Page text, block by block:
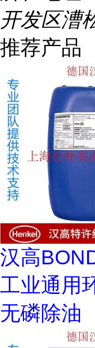
开发区漕
推荐产品
汉高
工业通用
无磷除油